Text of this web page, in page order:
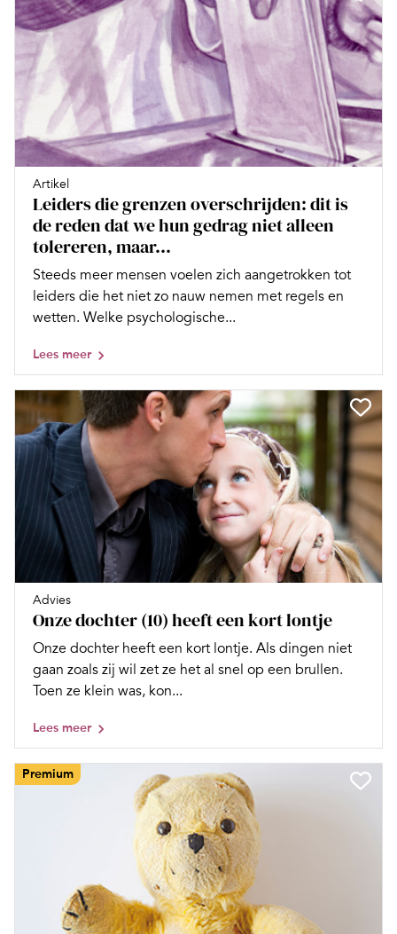
Artikel
Leiders die grenzen overschrijden: dit is
de reden dat we hun gedrag niet alleen
tolereren, maar...
Steeds meer mensen voelen zich aan­getrokken tot
leiders die het niet zo nauw nemen met regels en
wetten. Welke ­psychologische...
Lees meer
Advies
Onze dochter (10) heeft een kort lontje
Onze dochter heeft een kort lontje. Als dingen niet
gaan zoals zij wil zet ze het al snel op een brullen.
Toen ze klein was, kon...
Lees meer
Premium